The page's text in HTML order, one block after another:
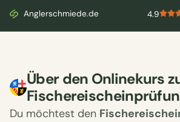
Anglerschmiede.de 4.9
Über den Onlinekurs
Du möchtest den